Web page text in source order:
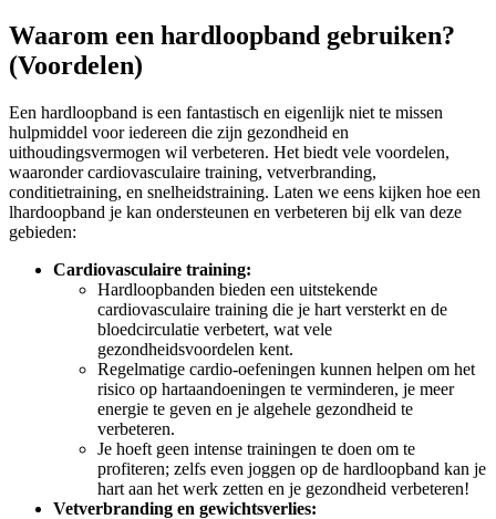
Waarom een hardloopband gebruiken?
(Voordelen)
Een hardloopband is een fantastisch en eigenlijk niet te missen
hulpmiddel voor iedereen die zijn gezondheid en
uithoudingsvermogen wil verbeteren. Het biedt vele voordelen,
waaronder cardiovasculaire training, vetverbranding,
conditietraining, en snelheidstraining. Laten we eens kijken hoe een
lhardoopband je kan ondersteunen en verbeteren bij elk van deze
gebieden:
Cardiovasculaire training:
Hardloopbanden bieden een uitstekende
cardiovasculaire training die je hart versterkt en de
bloedcirculatie verbetert, wat vele
gezondheidsvoordelen kent.
Regelmatige cardio-oefeningen kunnen helpen om het
risico op hartaandoeningen te verminderen, je meer
energie te geven en je algehele gezondheid te
verbeteren.
Je hoeft geen intense trainingen te doen om te
profiteren; zelfs even joggen op de hardloopband kan je
hart aan het werk zetten en je gezondheid verbeteren!
Vetverbranding en gewichtsverlies: